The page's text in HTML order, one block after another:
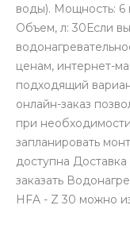
воды). Мощность:
Объем, л: 30Если
ценам, интернет-
подходящий
онлайн-заказ
при
запланировать
доступна
заказать
HFA - Z 30 можно